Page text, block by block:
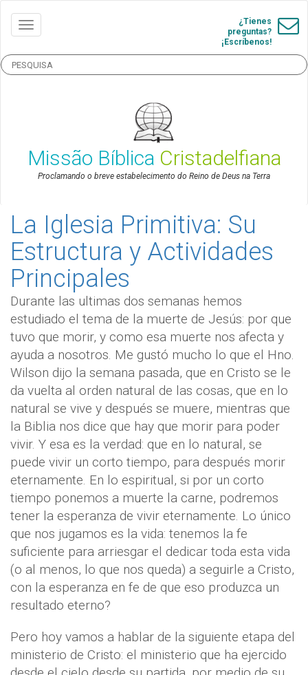
¿Tienes
preguntas?
¡Escríbenos!
Missão Bíblica Cristadelfiana
Proclamando o breve estabelecimento do Reino de Deus na Terra
La Iglesia Primitiva: Su
Estructura y Actividades
Principales
Durante las ultimas dos semanas hemos
estudiado el tema de la muerte de Jesús: por que
tuvo que morir, y como esa muerte nos afecta y
ayuda a nosotros. Me gustó mucho lo que el Hno.
Wilson dijo la semana pasada, que en Cristo se le
da vuelta al orden natural de las cosas, que en lo
natural se vive y después se muere, mientras que
la Biblia nos dice que hay que morir para poder
vivir. Y esa es la verdad: que en lo natural, se
puede vivir un corto tiempo, para después morir
eternamente. En lo espiritual, si por un corto
tiempo ponemos a muerte la carne, podremos
tener la esperanza de vivir eternamente. Lo único
que nos jugamos es la vida: tenemos la fe
suficiente para arriesgar el dedicar toda esta vida
(o al menos, lo que nos queda) a seguirle a Cristo,
con la esperanza en fe de que eso produzca un
resultado eterno?
Pero hoy vamos a hablar de la siguiente etapa del
ministerio de Cristo: el ministerio que ha ejercido